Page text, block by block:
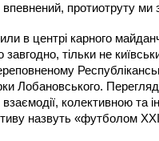
впевнений, протиотруту
в центрі карного
тільки не
Лобановського.
колективною та
назвуть «футболом ХХI